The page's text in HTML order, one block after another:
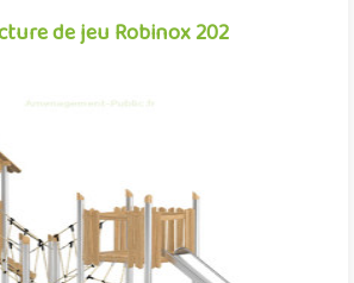
de jeu Robinox 202
de jeu Robinox 202
Robinox 202 est une structure multi-
de jeux extérieur de la gamme Robinox.
Associa..
Offre partenaire